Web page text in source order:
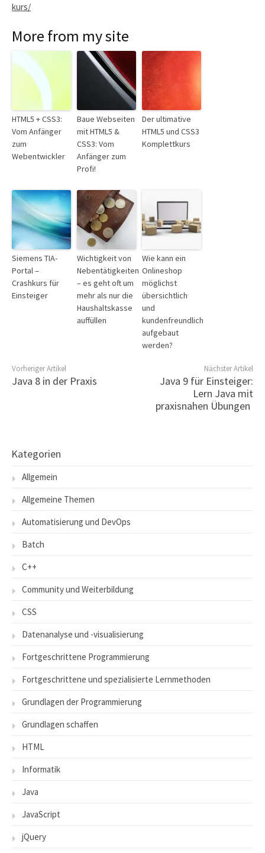
kurs/
More from my site
HTML5 + CSS3:
Vom Anfänger
zum
Webentwickler
Baue Webseiten
mit HTML5 &
CSS3: Vom
Anfänger zum
Profi!
Der ultimative
HTML5 und CSS3
Komplettkurs
Siemens TIA-
Portal –
Crashkurs für
Einsteiger
Wichtigkeit von
Nebentätigkeiten
– es geht oft um
mehr als nur die
Haushaltskasse
auffüllen
Wie kann ein
Onlineshop
möglichst
übersichtlich
und
kundenfreundlich
aufgebaut
werden?
Vorheriger Artikel
Java 8 in der Praxis
Nächster Artikel
Java 9 für Einsteiger:
Lern Java mit
praxisnahen Übungen
Kategorien
Allgemein
Allgemeine Themen
Automatisierung und DevOps
Batch
C++
Community und Weiterbildung
CSS
Datenanalyse und -visualisierung
Fortgeschrittene Programmierung
Fortgeschrittene und spezialisierte Lernmethoden
Grundlagen der Programmierung
Grundlagen schaffen
HTML
Informatik
Java
JavaScript
jQuery